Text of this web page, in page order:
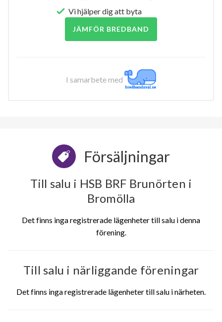
Vi hjälper dig att byta
JÄMFÖR BREDBAND
I samarbete med
Försäljningar
Till salu i HSB BRF Brunörten i
Bromölla
Det finns inga registrerade lägenheter till salu i denna
förening.
Till salu i närliggande föreningar
Det finns inga registrerade lägenheter till salu i närheten.